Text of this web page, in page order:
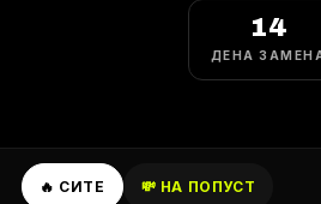
14
ДЕНА
🔥 СИТЕ 💸 НА ПОПУСТ